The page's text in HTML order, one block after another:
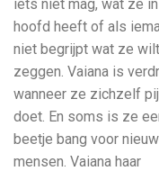
iets niet mag, wat ze
hoofd heeft of als
niet begrijpt wat ze wilt
zeggen. Vaiana is
wanneer ze zichzelf
doet. En soms is ze
beetje bang voor
mensen. Vaiana haar